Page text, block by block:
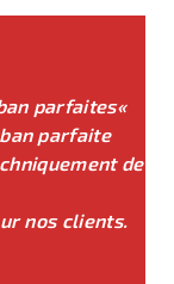
parfaites«
parfaite
de
nos clients.